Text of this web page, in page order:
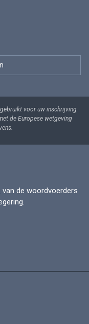
voor uw inschrijving
de Europese wetgeving
de woordvoerders